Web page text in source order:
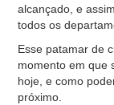
alcançado, e
todos os
Esse patamar de
momento em que
hoje, e como
próximo.